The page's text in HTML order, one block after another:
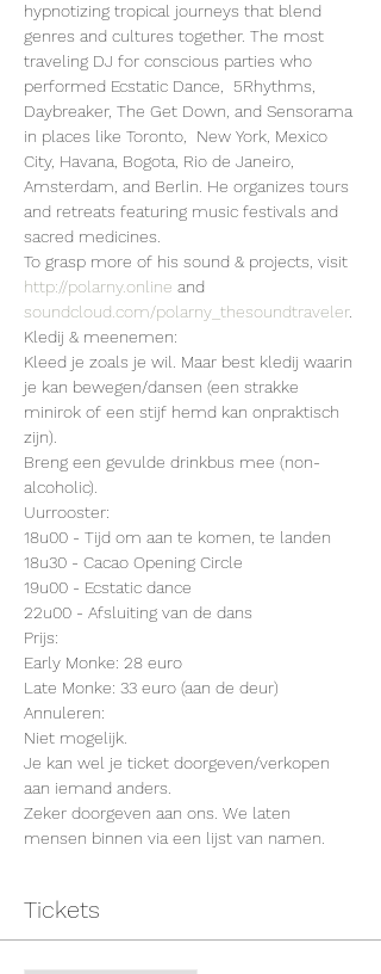
hypnotizing tropical journeys that blend
genres and cultures together. The most
traveling DJ for conscious parties who
performed Ecstatic Dance,  5Rhythms,
Daybreaker, The Get Down, and Sensorama
in places like Toronto,  New York, Mexico
City, Havana, Bogota, Rio de Janeiro,
Amsterdam, and Berlin. He organizes tours
and retreats featuring music festivals and
sacred medicines.
To grasp more of his sound & projects, visit
http://polarny.online and
soundcloud.com/polarny_thesoundtraveler.
Kledij & meenemen:
Kleed je zoals je wil. Maar best kledij waarin
je kan bewegen/dansen (een strakke
minirok of een stijf hemd kan onpraktisch
zijn).
Breng een gevulde drinkbus mee (non-
alcoholic).
Uurrooster:
18u00 - Tijd om aan te komen, te landen
18u30 - Cacao Opening Circle
19u00 - Ecstatic dance
22u00 - Afsluiting van de dans
Prijs:
Early Monke: 28 euro
Late Monke: 33 euro (aan de deur)
Annuleren:
Niet mogelijk.
Je kan wel je ticket doorgeven/verkopen
aan iemand anders.
Zeker doorgeven aan ons. We laten
mensen binnen via een lijst van namen.
Tickets